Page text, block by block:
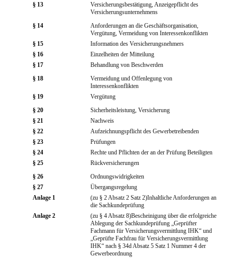
§ 13
Versicherungsbestätigung, Anzeigepflicht des
Versicherungsunternehmens
§ 14
Anforderungen an die Geschäftsorganisation,
Vergütung, Vermeidung von Interessenkonflikten
§ 15
Information des Versicherungsnehmers
§ 16
Einzelheiten der Mitteilung
§ 17
Behandlung von Beschwerden
§ 18
Vermeidung und Offenlegung von
Interessenkonflikten
§ 19
Vergütung
§ 20
Sicherheitsleistung, Versicherung
§ 21
Nachweis
§ 22
Aufzeichnungspflicht des Gewerbetreibenden
§ 23
Prüfungen
§ 24
Rechte und Pflichten der an der Prüfung Beteiligten
§ 25
Rückversicherungen
§ 26
Ordnungswidrigkeiten
§ 27
Übergangsregelung
Anlage 1
(zu § 2 Absatz 2 Satz 2)Inhaltliche Anforderungen an
die Sachkundeprüfung
Anlage 2
(zu § 4 Absatz 8)Bescheinigung über die erfolgreiche
Ablegung der Sachkundeprüfung „Geprüfter
Fachmann für Versicherungsvermittlung IHK“ und
„Geprüfte Fachfrau für Versicherungsvermittlung
IHK“ nach § 34d Absatz 5 Satz 1 Nummer 4 der
Gewerbeordnung